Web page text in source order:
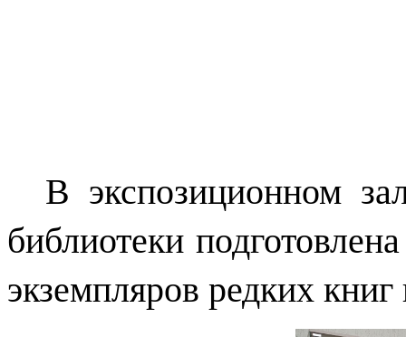
В экспозиционном
библиотеки
экземпляров редких